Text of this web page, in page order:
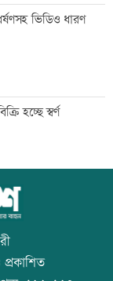
কাছে দিয়ে গেলাম’
৫ জনকে পুশইনের
ব্যর্থ
গুলিতে নিহত
ভিডিও ধারণ
হচ্ছে স্বর্ণ